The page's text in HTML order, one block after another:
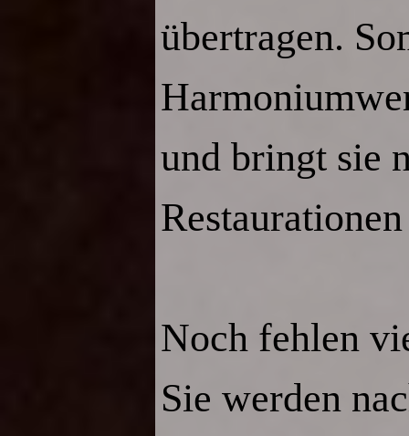
übertragen.
und bringt sie
Noch fehlen
Sie werden